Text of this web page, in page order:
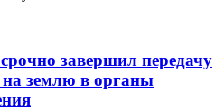
завершил передачу
на землю в органы